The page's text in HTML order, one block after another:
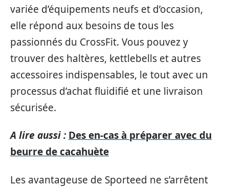
variée d’équipements neufs et d’occasion,
elle répond aux besoins de tous les
passionnés du CrossFit. Vous pouvez y
trouver des haltères, kettlebells et autres
accessoires indispensables, le tout avec un
processus d’achat fluidifié et une livraison
sécurisée.
A lire aussi : Des en-cas à préparer avec du
beurre de cacahuète
Les avantageuse de Sporteed ne s’arrêtent